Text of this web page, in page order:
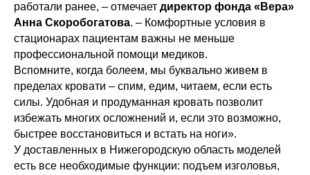
работали ранее, – отмечает директор фонда «Вера»
Анна Скоробогатова. – Комфортные условия в
стационарах пациентам важны не меньше
профессиональной помощи медиков.
Вспомните, когда болеем, мы буквально живем в
пределах кровати – спим, едим, читаем, если есть
силы. Удобная и продуманная кровать позволит
избежать многих осложнений и, если это возможно,
быстрее восстановиться и встать на ноги».
У доставленных в Нижегородскую область моделей
есть все необходимые функции: подъем изголовья,